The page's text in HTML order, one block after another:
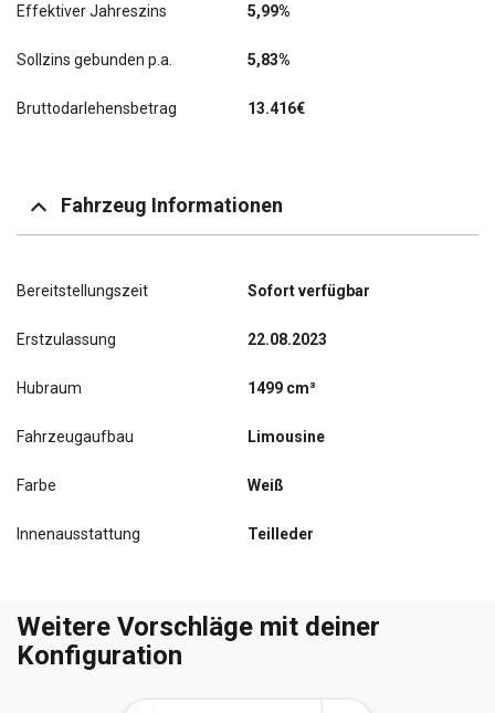
Effektiver Jahreszins 5,99%
Sollzins gebunden p.a. 5,83%
Bruttodarlehensbetrag 13.416€
Fahrzeug Informationen
Bereitstellungszeit Sofort verfügbar
Erstzulassung 22.08.2023
Hubraum 1499 cm³
Fahrzeugaufbau Limousine
Farbe Weiß
Innenausstattung Teilleder
Weitere Vorschläge mit deiner
Konfiguration